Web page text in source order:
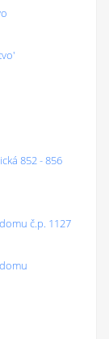
852 - 856
č.p. 1127